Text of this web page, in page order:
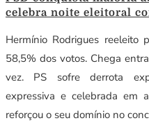
celebra noite eleitoral
Hermínio Rodrigues reeleito
58,5% dos votos. Chega
vez. PS sofre derrota
expressiva e celebrada em
reforçou o seu domínio no